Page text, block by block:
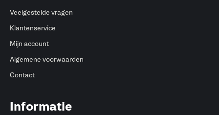
Veelgestelde vragen
Klantenservice
Mijn account
Algemene voorwaarden
Contact
Informatie